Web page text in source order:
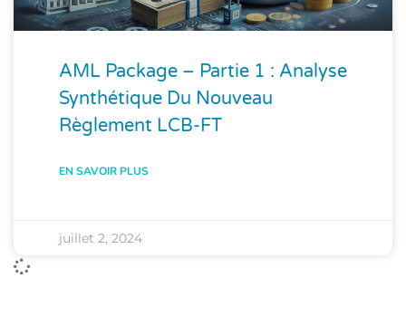
AML Package – Partie 1 : Analyse
Synthétique Du Nouveau
Règlement LCB-FT
EN SAVOIR PLUS
juillet 2, 2024